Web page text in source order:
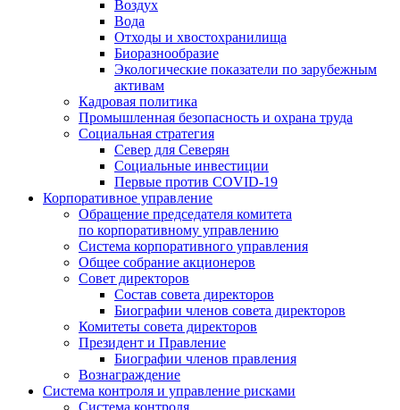
Воздух
Вода
Отходы и хвостохранилища
Биоразнообразие
Экологические показатели по зарубежным
активам
Кадровая политика
Промышленная безопасность и охрана труда
Социальная стратегия
Север для Северян
Социальные инвестиции
Первые против COVID‑19
Корпоративное управление
Обращение председателя комитета
по корпоративному управлению
Система корпоративного управления
Общее собрание акционеров
Совет директоров
Состав совета директоров
Биографии членов совета директоров
Комитеты совета директоров
Президент и Правление
Биографии членов правления
Вознаграждение
Система контроля и управление рисками
Система контроля